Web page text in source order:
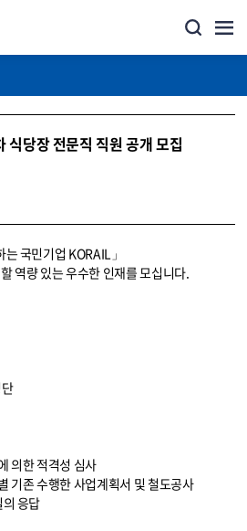
식당장 전문직 직원 공개 모집
국민기업 KORAIL」
역량 있는 우수한 인재를 모십니다.
의한 적격성 심사
기존 수행한 사업계획서 및 철도공사
응답